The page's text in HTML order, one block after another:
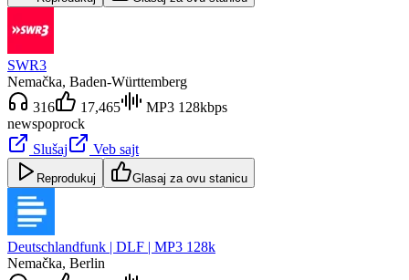
SWR3
Nemačka, Baden-Württemberg
316
17,465
MP3 128kbps
newspoprock
Slušaj
Veb sajt
Reprodukuj Glasaj za ovu stanicu
Deutschlandfunk | DLF | MP3 128k
Nemačka, Berlin